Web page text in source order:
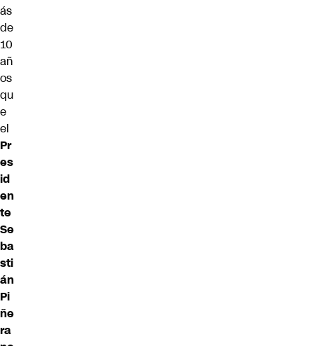
ás
de
10
añ
os
qu
e
el
Pr
es
id
en
te
Se
ba
sti
án
Pi
ñe
ra